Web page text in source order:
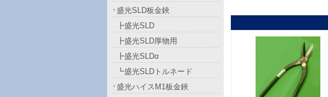
盛光SLD板金鋏
┣盛光SLD
┣盛光SLD厚物用
┣盛光SLDα
┗盛光SLDトルネード
盛光ハイスM1板金鋏